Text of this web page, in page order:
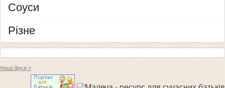
Соуси
Різне
Наші друзі »